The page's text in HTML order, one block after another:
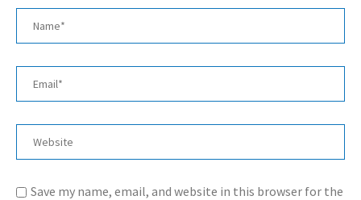
Save my name, email, and website in this browser for the